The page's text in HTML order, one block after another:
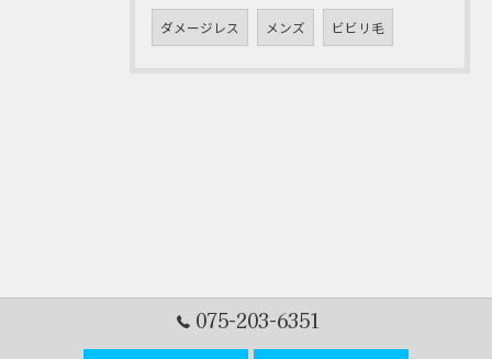
ダメージレス メンズ ビビリ毛
075-203-6351